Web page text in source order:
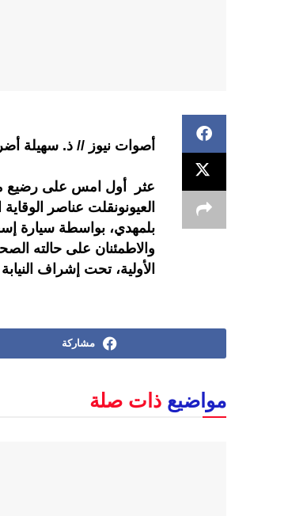
أصوات نيوز // ذ. سهيلة
عثر أول امس على رضيع
العيونونقلت عناصر
بلمهدي، بواسطة سيارة
والاطمئنان على حالته
الأولية، تحت إشراف
مشاركة
مواضيع ذات صلة